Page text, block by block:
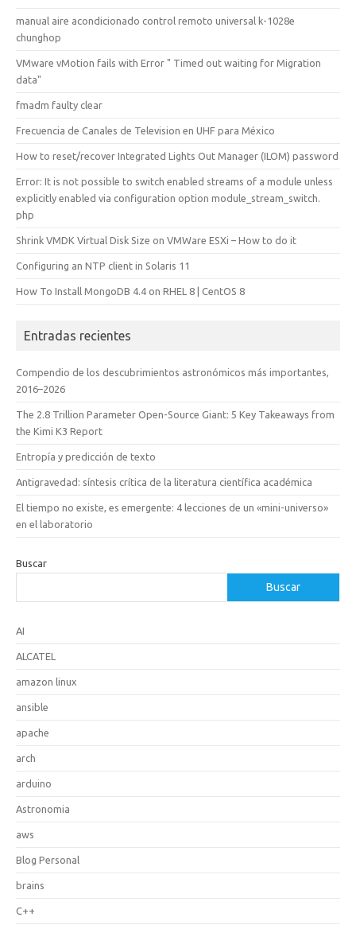
manual aire acondicionado control remoto universal k-1028e
chunghop
VMware vMotion fails with Error " Timed out waiting for Migration
data"
fmadm faulty clear
Frecuencia de Canales de Television en UHF para México
How to reset/recover Integrated Lights Out Manager (ILOM) password
Error: It is not possible to switch enabled streams of a module unless
explicitly enabled via configuration option module_stream_switch.
php
Shrink VMDK Virtual Disk Size on VMWare ESXi – How to do it
Configuring an NTP client in Solaris 11
How To Install MongoDB 4.4 on RHEL 8 | CentOS 8
Entradas recientes
Compendio de los descubrimientos astronómicos más importantes,
2016–2026
The 2.8 Trillion Parameter Open-Source Giant: 5 Key Takeaways from
the Kimi K3 Report
Entropía y predicción de texto
Antigravedad: síntesis crítica de la literatura científica académica
El tiempo no existe, es emergente: 4 lecciones de un «mini-universo»
en el laboratorio
Buscar
Buscar
AI
ALCATEL
amazon linux
ansible
apache
arch
arduino
Astronomia
aws
Blog Personal
brains
C++